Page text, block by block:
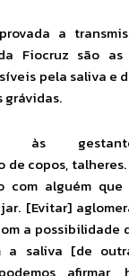
a
Fiocruz são
pela saliva e
grávidas.
às
de copos,
com alguém
[Evitar]
a
saliva [de